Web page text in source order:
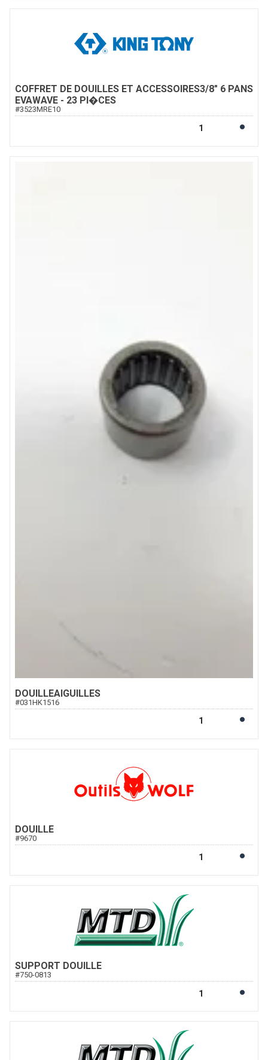
COFFRET DE DOUILLES ET ACCESSOIRES3/8" 6 PANS
EVAWAVE - 23 PI�CES
#3523MRE10
DOUILLEAIGUILLES
#031HK1516
DOUILLE
#9670
SUPPORT DOUILLE
#750-0813